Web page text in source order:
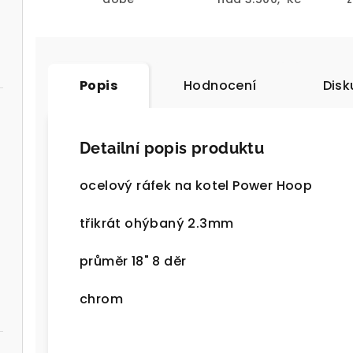
Popis Hodnocení
Detailní popis produktu
ocelový ráfek na kotel Power Hoop
třikrát ohýbaný 2.3mm
průměr 18" 8 děr
chrom